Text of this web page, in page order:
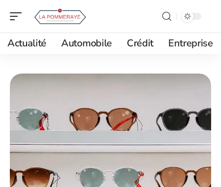
Actualité Automobile Crédit Entreprise